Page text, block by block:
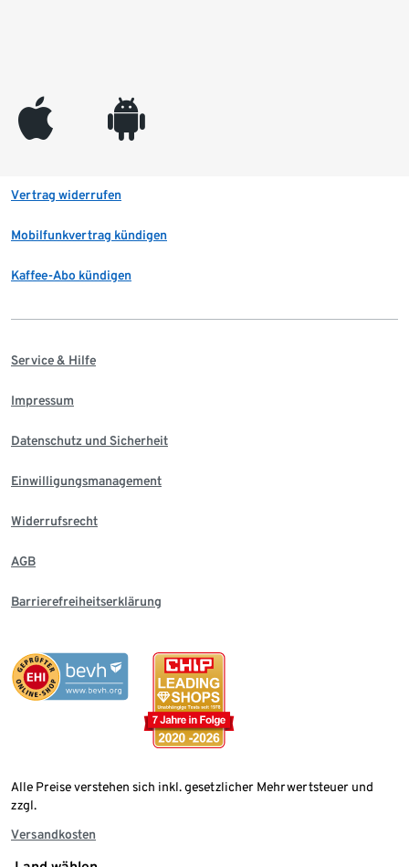
appleinc android
Vertrag widerrufen
Mobilfunkvertrag kündigen
Kaffee-Abo kündigen
Service & Hilfe
Impressum
Datenschutz und Sicherheit
Einwilligungsmanagement
Widerrufsrecht
AGB
Barrierefreiheitserklärung
Alle Preise verstehen sich inkl. gesetzlicher Mehrwertsteuer und
zzgl.
Versandkosten